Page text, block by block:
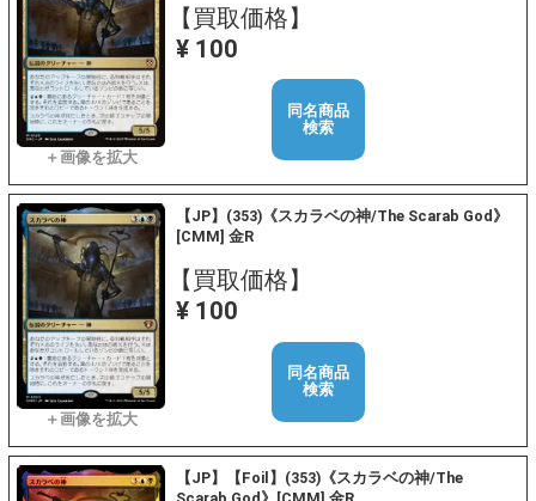
【買取価格】
¥ 100
同名商品
検索
【JP】(353)《スカラベの神/The Scarab God》
[CMM] 金R
【買取価格】
¥ 100
同名商品
検索
【JP】【Foil】(353)《スカラベの神/The